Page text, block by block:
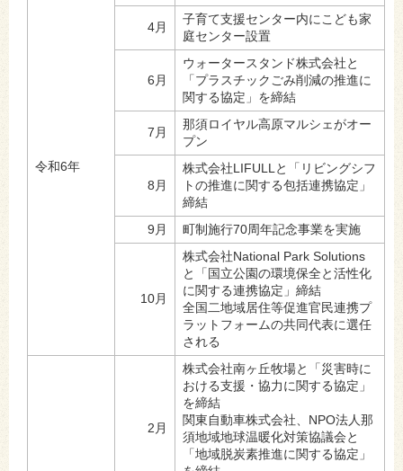
令和6年
4月
子育て支援センター内にこども家
庭センター設置
6月
ウォータースタンド株式会社と
「プラスチックごみ削減の推進に
関する協定」を締結
7月
那須ロイヤル高原マルシェがオー
プン
8月
株式会社LIFULLと「リビングシフ
トの推進に関する包括連携協定」
締結
9月
町制施行70周年記念事業を実施
10月
株式会社National Park Solutions
と「国立公園の環境保全と活性化
に関する連携協定」締結
全国二地域居住等促進官民連携プ
ラットフォームの共同代表に選任
される
2月
株式会社南ヶ丘牧場と「災害時に
おける支援・協力に関する協定」
を締結
関東自動車株式会社、NPO法人那
須地域地球温暖化対策協議会と
「地域脱炭素推進に関する協定」